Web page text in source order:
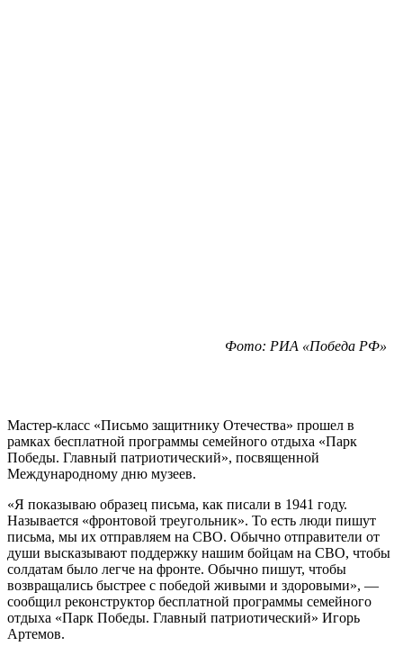
Фото: РИА «Победа РФ»
Мастер-класс «Письмо защитнику Отечества» прошел в
рамках бесплатной программы семейного отдыха «Парк
Победы. Главный патриотический», посвященной
Международному дню музеев.
«Я показываю образец письма, как писали в 1941 году.
Называется «фронтовой треугольник». То есть люди пишут
письма, мы их отправляем на СВО. Обычно отправители от
души высказывают поддержку нашим бойцам на СВО, чтобы
солдатам было легче на фронте. Обычно пишут, чтобы
возвращались быстрее с победой живыми и здоровыми», —
сообщил реконструктор бесплатной программы семейного
отдыха «Парк Победы. Главный патриотический» Игорь
Артемов.